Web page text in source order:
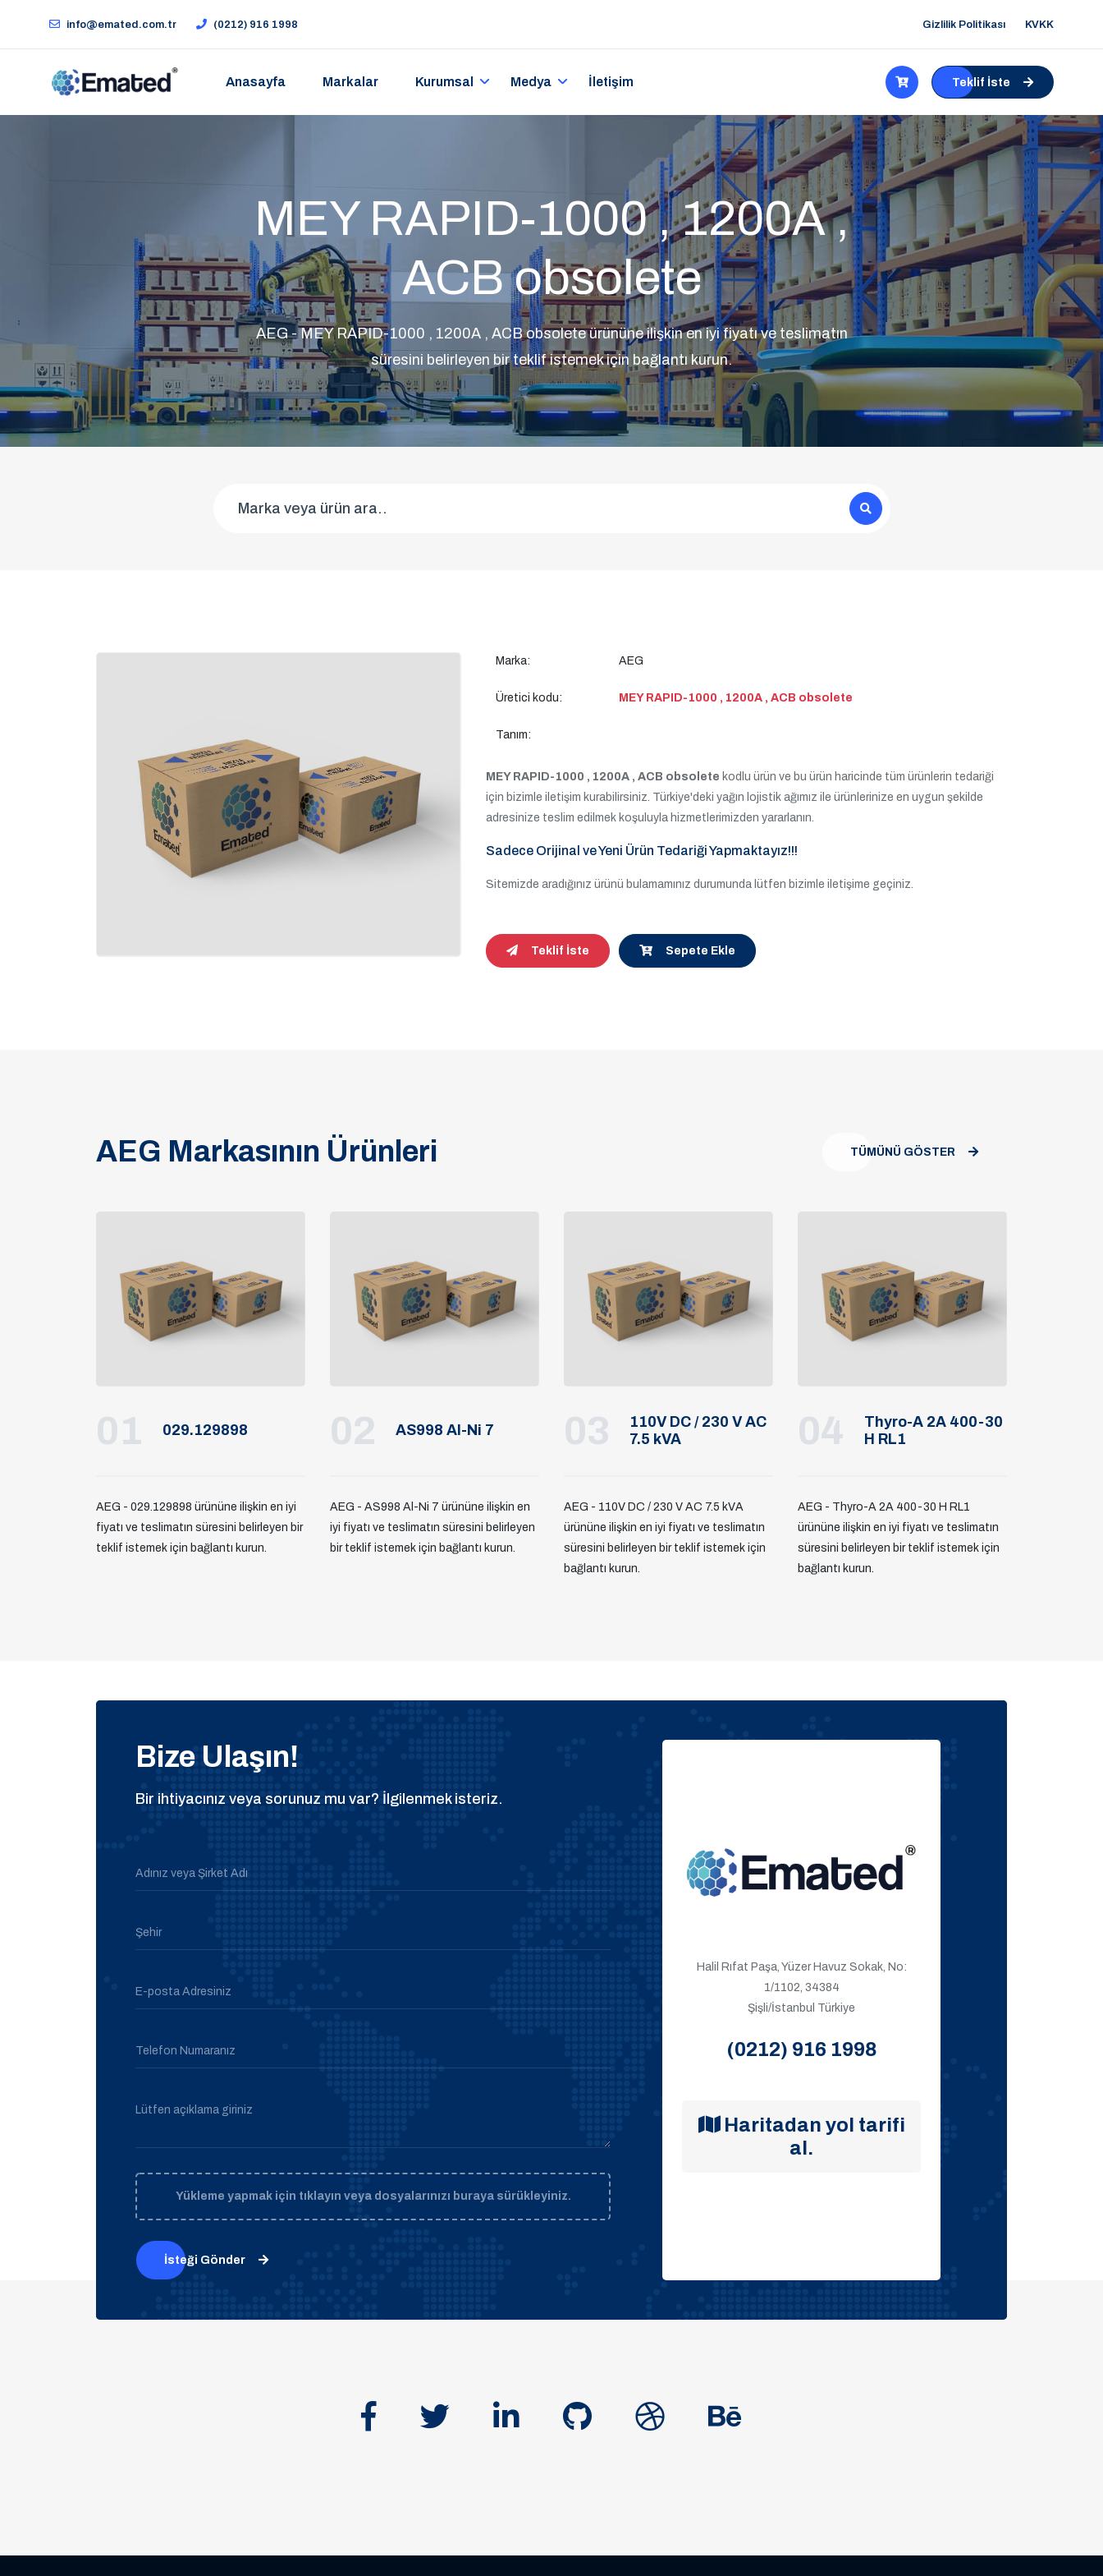
info@emated.com.tr (0212) 916 1998 Gizlilik Politikası KVKK
Anasayfa Markalar Kurumsal Medya İletişim Teklif İste
MEY RAPID-1000 , 1200A ,
ACB obsolete
AEG - MEY RAPID-1000 , 1200A , ACB obsolete ürününe ilişkin en iyi fiyatı ve teslimatın
süresini belirleyen bir teklif istemek için bağlantı kurun.
Marka: AEG
Üretici kodu: MEY RAPID-1000 , 1200A , ACB obsolete
Tanım:
MEY RAPID-1000 , 1200A , ACB obsolete kodlu ürün ve bu ürün haricinde tüm ürünlerin tedariği
için bizimle iletişim kurabilirsiniz. Türkiye'deki yağın lojistik ağımız ile ürünlerinize en uygun şekilde
adresinize teslim edilmek koşuluyla hizmetlerimizden yararlanın.
Sadece Orijinal ve Yeni Ürün Tedariği Yapmaktayız!!!
Sitemizde aradığınız ürünü bulamamınız durumunda lütfen bizimle iletişime geçiniz.
Teklif İste Sepete Ekle
AEG Markasının Ürünleri TÜMÜNÜ GÖSTER
01 029.129898
AEG - 029.129898 ürününe ilişkin en iyi
fiyatı ve teslimatın süresini belirleyen bir
teklif istemek için bağlantı kurun.
02 AS998 Al-Ni 7
AEG - AS998 Al-Ni 7 ürününe ilişkin en
iyi fiyatı ve teslimatın süresini belirleyen
bir teklif istemek için bağlantı kurun.
03
110V DC / 230 V AC
7.5 kVA
AEG - 110V DC / 230 V AC 7.5 kVA
ürününe ilişkin en iyi fiyatı ve teslimatın
süresini belirleyen bir teklif istemek için
bağlantı kurun.
04
Thyro-A 2A 400-30
H RL1
AEG - Thyro-A 2A 400-30 H RL1
ürününe ilişkin en iyi fiyatı ve teslimatın
süresini belirleyen bir teklif istemek için
bağlantı kurun.
Bize Ulaşın!
Bir ihtiyacınız veya sorunuz mu var? İlgilenmek isteriz.
Adınız veya Şirket Adı
Şehir
E-posta Adresiniz
Telefon Numaranız
Lütfen açıklama giriniz
Yükleme yapmak için tıklayın veya dosyalarınızı buraya sürükleyiniz.
İsteği Gönder
Halil Rıfat Paşa, Yüzer Havuz Sokak, No:
1/1102, 34384
Şişli/İstanbul Türkiye
(0212) 916 1998
Haritadan yol tarifi
al.